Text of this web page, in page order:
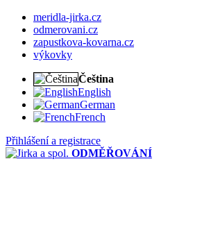
meridla-jirka.cz
odmerovani.cz
zapustkova-kovarna.cz
výkovky
Čeština
English
German
French
Přihlášení a registrace
ODMĚŘOVÁNÍ